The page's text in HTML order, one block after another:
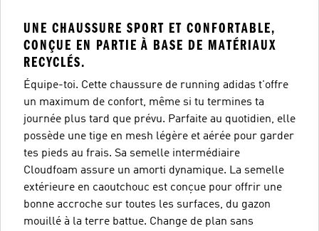
UNE CHAUSSURE SPORT ET CONFORTABLE,
CONÇUE EN PARTIE À BASE DE MATÉRIAUX
RECYCLÉS.
Équipe-toi. Cette chaussure de running adidas t'offre
un maximum de confort, même si tu termines ta
journée plus tard que prévu. Parfaite au quotidien, elle
possède une tige en mesh légère et aérée pour garder
tes pieds au frais. Sa semelle intermédiaire
Cloudfoam assure un amorti dynamique. La semelle
extérieure en caoutchouc est conçue pour offrir une
bonne accroche sur toutes les surfaces, du gazon
mouillé à la terre battue. Change de plan sans